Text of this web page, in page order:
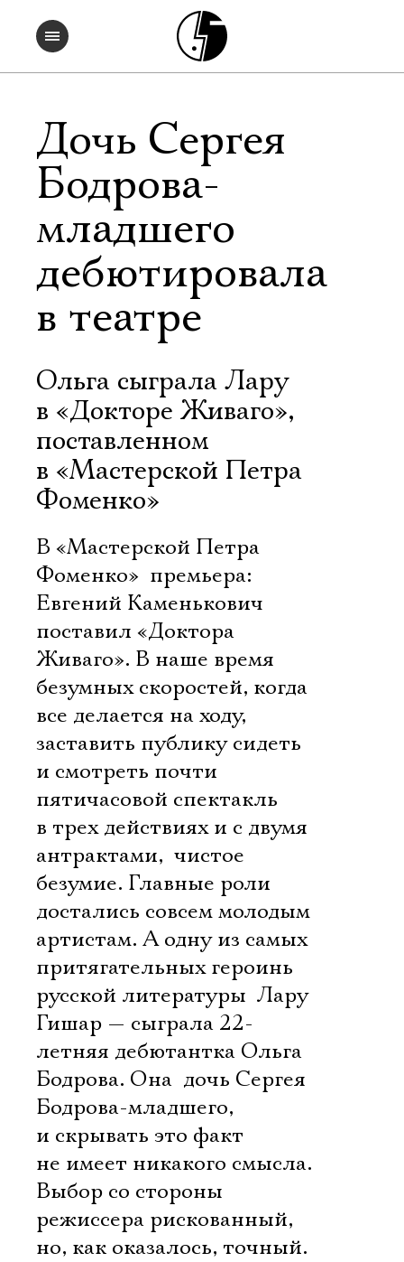
Дочь Сергея
Бодрова-
младшего
дебютировала
в театре
Ольга сыграла Лару
в «Докторе Живаго»,
поставленном
в «Мастерской Петра
Фоменко»
В «Мастерской Петра
Фоменко»  премьера:
Евгений Каменькович
поставил «Доктора
Живаго». В наше время
безумных скоростей, когда
все делается на ходу,
заставить публику сидеть
и смотреть почти
пятичасовой спектакль
в трех действиях и с двумя
антрактами,  чистое
безумие. Главные роли
достались совсем молодым
артистам. А одну из самых
притягательных героинь
русской литературы  Лару
Гишар — сыграла 22-
летняя дебютантка Ольга
Бодрова. Она  дочь Сергея
Бодрова-младшего,
и скрывать это факт
не имеет никакого смысла.
Выбор со стороны
режиссера рискованный,
но, как оказалось, точный.